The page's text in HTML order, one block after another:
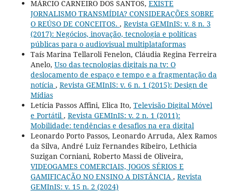
MÁRCIO CARNEIRO DOS SANTOS, EXISTE
JORNALISMO TRANSMÍDIA? CONSIDERAÇÕES SOBRE
O REÚSO DE CONCEITOS. , Revista GEMInIS: v. 8 n. 3
(2017): Negócios, inovação, tecnologia e políticas
públicas para o audiovisual multiplataformas
Taís Marina Tellaroli Fenelon, Cláudia Regina Ferreira
Anelo, Uso das tecnologias digitais na tv: O
deslocamento de espaço e tempo e a fragmentação da
notícia , Revista GEMInIS: v. 6 n. 1 (2015): Design de
Mídias
Letícia Passos Affini, Elica Ito, Televisão Digital Móvel
e Portátil , Revista GEMInIS: v. 2 n. 1 (2011):
Mobilidade: tendências e desafios na era digital
Leonardo Porto Passos, Leonardo Arruda, Alex Ramos
da Silva, André Luiz Fernandes Ribeiro, Lethicia
Suzigan Corniani, Roberto Massi de Oliveira,
VIDEOGAMES COMERCIAIS, JOGOS SÉRIOS E
GAMIFICAÇÃO NO ENSINO A DISTÂNCIA , Revista
GEMInIS: v. 15 n. 2 (2024)